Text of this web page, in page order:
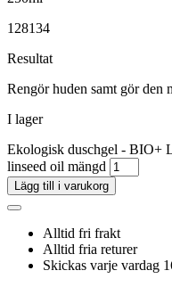
128134
Resultat
Rengör huden samt gör den
I lager
Ekologisk duschgel - BIO+
linseed oil mängd
Lägg till i varukorg
Alltid fri frakt
Alltid fria returer
Skickas varje vardag